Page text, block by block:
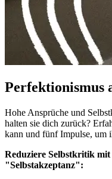
Perfektionismus
Hohe Ansprüche und
halten sie dich zurück?
kann und fünf Impulse, um
Reduziere Selbstkritik
"Selbstakzeptanz":